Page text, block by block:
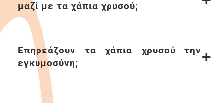
µαζί µε τα χάπια χρυσού;
Επηρεάζουν τα χάπια χρυσού την
εγκυµοσύνη;